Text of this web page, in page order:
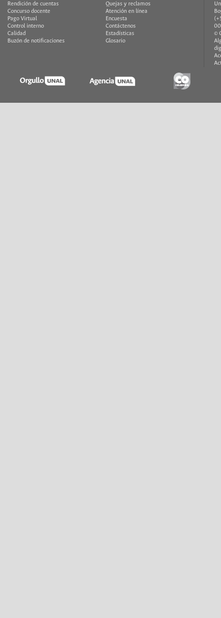
Rendición de cuentas
Concurso docente
Pago Virtual
Control interno
Calidad
Buzón de notificaciones
Quejas y reclamos
Atención en línea
Encuesta
Contáctenos
Estadísticas
Glosario
©